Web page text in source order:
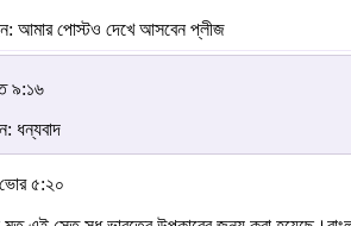
আমার পোস্টও দেখে আসবেন প্লীজ
৯:১৬
ধন্যবাদ
৫:২০